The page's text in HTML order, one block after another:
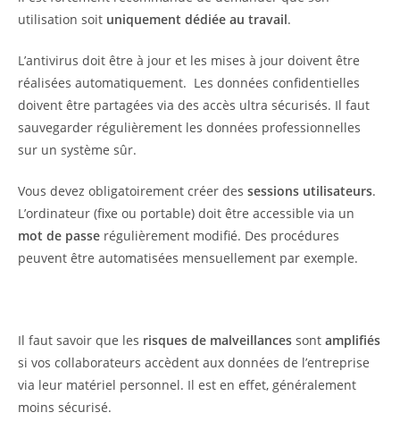
utilisation soit uniquement dédiée au travail.
L’antivirus doit être à jour et les mises à jour doivent être
réalisées automatiquement. Les données confidentielles
doivent être partagées via des accès ultra sécurisés. Il faut
sauvegarder régulièrement les données professionnelles
sur un système sûr.
Vous devez obligatoirement créer des sessions utilisateurs.
L’ordinateur (fixe ou portable) doit être accessible via un
mot de passe régulièrement modifié. Des procédures
peuvent être automatisées mensuellement par exemple.
Il faut savoir que les risques de malveillances sont amplifiés
si vos collaborateurs accèdent aux données de l’entreprise
via leur matériel personnel. Il est en effet, généralement
moins sécurisé.